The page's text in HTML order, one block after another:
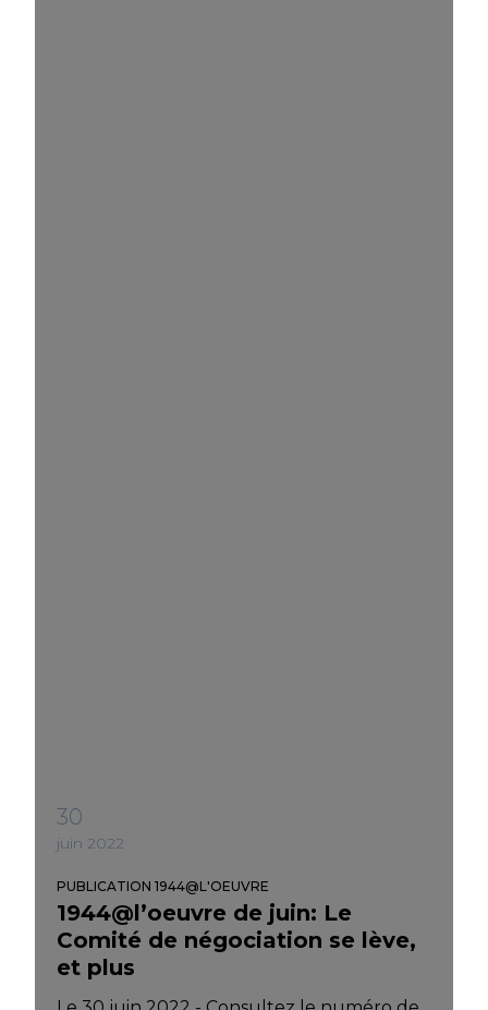
30
juin 2022
PUBLICATION 1944@L'OEUVRE
1944@l’oeuvre de juin: Le
Comité de négociation se lève,
et plus